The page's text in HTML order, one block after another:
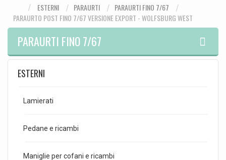
ESTERNI PARAURTI
PARAURTI FINO 7/67
PARAURTO POST FINO 7/67 VERSIONE EXPORT - WOLFSBURG WEST
PARAURTI FINO 7/67
ESTERNI
Lamierati
Pedane e ricambi
Maniglie per cofani e ricambi